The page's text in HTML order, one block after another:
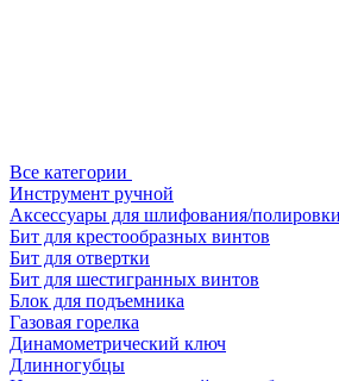
Все категории
Инструмент ручной
Аксессуары для шлифования/полировки
Бит для крестообразных винтов
Бит для отвертки
Бит для шестигранных винтов
Блок для подъемника
Газовая горелка
Динамометрический ключ
Длинногубцы